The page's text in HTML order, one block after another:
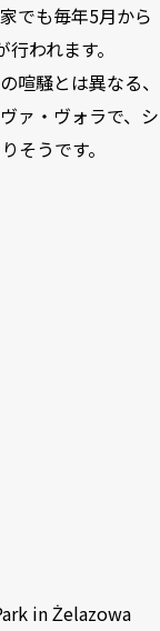
でも毎年5月から
われます。
喧騒とは異なる、
ァ・ヴォラで、シ
そうです。
in Żelazowa